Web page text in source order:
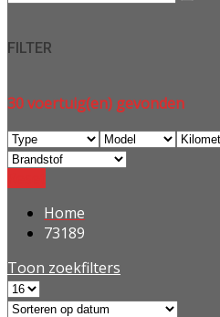
FILTER
30voertuig(en) gevonden
Home
73189
Toon zoekfilters